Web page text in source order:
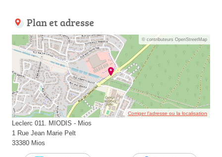
Plan et adresse
© contributeurs OpenStreetMap
Corriger l’adresse ou la localisation
Leclerc 011. MIODIS - Mios
1 Rue Jean Marie Pelt
33380 Mios